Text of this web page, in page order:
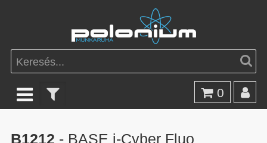
0
B1212 - BASE i-Cyber Fluo